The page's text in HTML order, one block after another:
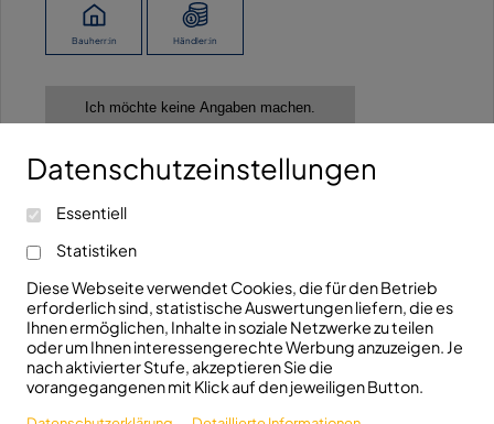
Bauherr:in Händler:in
Ich möchte keine Angaben machen.
Ravensburger Str. 29
D-89522 Heidenheim
Kontaktieren Sie uns!
Folgen Sie uns!
Datenschutzeinstellungen
Essentiell
Statistiken
Diese Webseite verwendet Cookies, die für den Betrieb
erforderlich sind, statistische Auswertungen liefern, die es
Ihnen ermöglichen, Inhalte in soziale Netzwerke zu teilen
oder um Ihnen interessengerechte Werbung anzuzeigen. Je
nach aktivierter Stufe, akzeptieren Sie die
vorangegangenen mit Klick auf den jeweiligen Button.